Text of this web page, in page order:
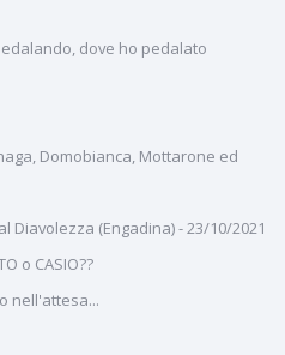
dove ho pedalato
Domobianca, Mottarone ed
Diavolezza (Engadina) - 23/10/2021
o CASIO??
nell'attesa...